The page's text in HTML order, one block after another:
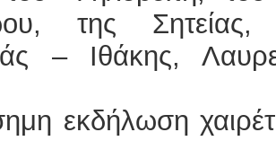
της
– Ιθάκης,
εκδήλωση